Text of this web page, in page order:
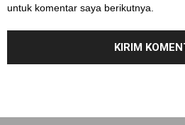
untuk komentar saya berikutnya.